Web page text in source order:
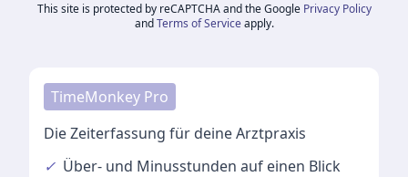
This site is protected by reCAPTCHA and the Google Privacy Policy
and Terms of Service apply.
TimeMonkey Pro
Die Zeiterfassung für deine Arztpraxis
✓ Über- und Minusstunden auf einen Blick